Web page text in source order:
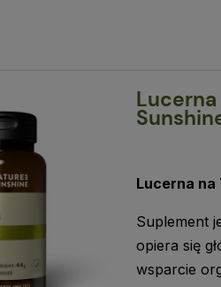
Lucerna
Lucerna na
Suplement
opiera się
wsparcie